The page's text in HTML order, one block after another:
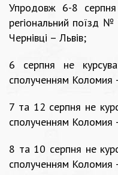
Упродовж 6-8
регіональний поїзд
Чернівці – Львів;
6 серпня не
сполученням Коломия
7 та 12 серпня не
сполученням
8 та 10 серпня не
сполученням Коломия